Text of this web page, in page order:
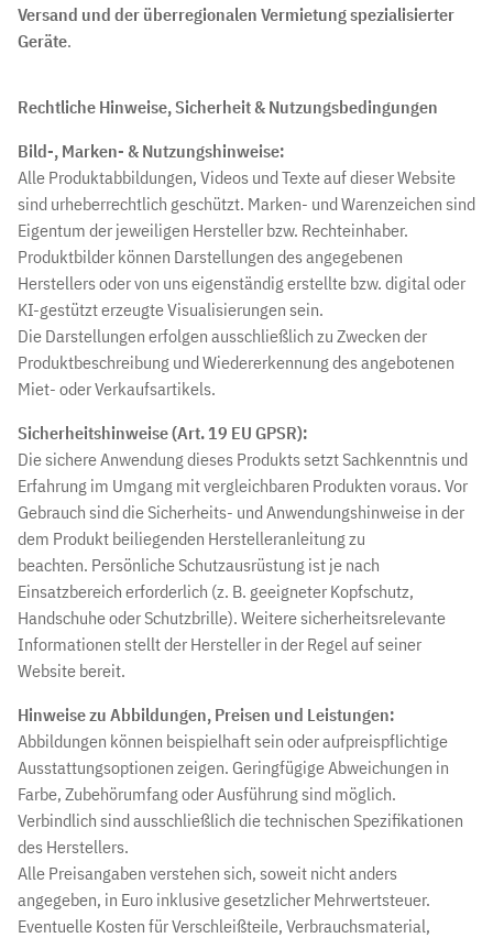
Versand und der überregionalen Vermietung spezialisierter
Geräte.
Rechtliche Hinweise, Sicherheit & Nutzungsbedingungen
Bild-, Marken- & Nutzungshinweise:
Alle Produktabbildungen, Videos und Texte auf dieser Website
sind urheberrechtlich geschützt. Marken- und Warenzeichen sind
Eigentum der jeweiligen Hersteller bzw. Rechteinhaber.
Produktbilder können Darstellungen des angegebenen
Herstellers oder von uns eigenständig erstellte bzw. digital oder
KI-gestützt erzeugte Visualisierungen sein.
Die Darstellungen erfolgen ausschließlich zu Zwecken der
Produktbeschreibung und Wiedererkennung des angebotenen
Miet- oder Verkaufsartikels.
Sicherheitshinweise (Art. 19 EU GPSR):
Die sichere Anwendung dieses Produkts setzt Sachkenntnis und
Erfahrung im Umgang mit vergleichbaren Produkten voraus. Vor
Gebrauch sind die Sicherheits- und Anwendungshinweise in der
dem Produkt beiliegenden Herstelleranleitung zu
beachten. Persönliche Schutzausrüstung ist je nach
Einsatzbereich erforderlich (z. B. geeigneter Kopfschutz,
Handschuhe oder Schutzbrille). Weitere sicherheitsrelevante
Informationen stellt der Hersteller in der Regel auf seiner
Website bereit.
Hinweise zu Abbildungen, Preisen und Leistungen:
Abbildungen können beispielhaft sein oder aufpreispflichtige
Ausstattungsoptionen zeigen. Geringfügige Abweichungen in
Farbe, Zubehörumfang oder Ausführung sind möglich.
Verbindlich sind ausschließlich die technischen Spezifikationen
des Herstellers.
Alle Preisangaben verstehen sich, soweit nicht anders
angegeben, in Euro inklusive gesetzlicher Mehrwertsteuer.
Eventuelle Kosten für Verschleißteile, Verbrauchsmaterial,